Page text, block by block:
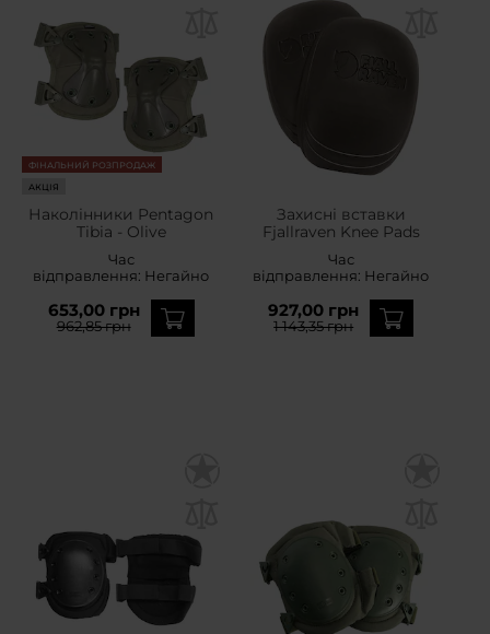
ФІНАЛЬНИЙ РОЗПРОДАЖ
АКЦІЯ
Наколінники Pentagon
Tibia - Olive
Час
відправлення: Негайно
653,00 грн
962,85 грн
Захисні вставки
Fjallraven Knee Pads
Час
відправлення: Негайно
927,00 грн
1 143,35 грн